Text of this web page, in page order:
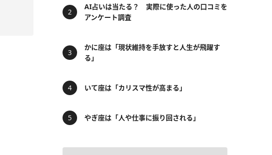
AI占いは当たる？ 実際に使った人の口コミを
アンケート調査
かに座は「現状維持を手放すと人生が飛躍す
る」
いて座は「カリスマ性が高まる」
やぎ座は「人や仕事に振り回される」